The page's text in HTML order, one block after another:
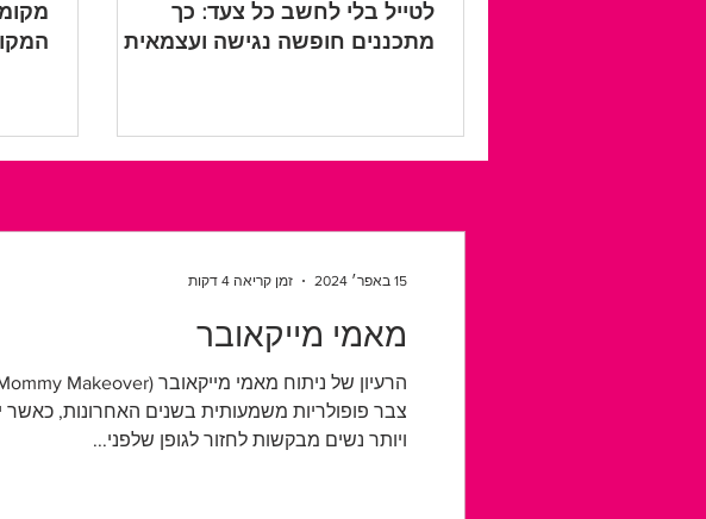
לטייל בלי לחשב כל צעד: כך
מתכננים חופשה נגישה ועצמאית
מאמי מייקאובר
צבר פופולריות משמעותית בשנים האחרונות, כאשר
ויותר נשים מבקשות לחזור לגופן שלפני...
15 באפר׳ 2024 זמן קריאה 4 דקות